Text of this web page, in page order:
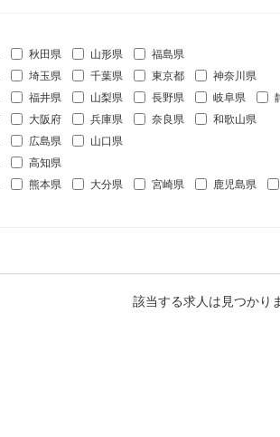
秋田県 山形県
福島県
埼玉県 千葉県 東京都
神奈川県
福井県 山梨県 長野県 岐阜県
大阪府 兵庫県 奈良県
和歌山県
広島県
山口県
高知県
熊本県 大分県 宮崎県 鹿児島県
該当する求人は見つかり